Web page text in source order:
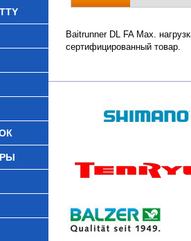
Baitrunner DL FA Max.
сертифицированный товар.